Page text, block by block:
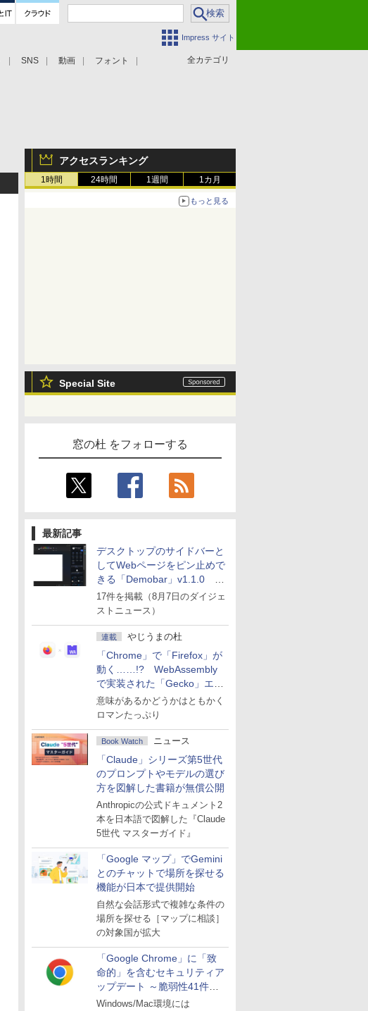
Impress サイト
全カテゴリ
SNS 動画 フォント
アクセスランキング
1時間 24時間 1週間 1カ月
もっと見る
Special Site
窓の杜 をフォローする
最新記事
デスクトップのサイドバーと
してWebページをピン止めで
きる「Demobar」v1.1.0 ほ
か
17件を掲載（8月7日のダイジェ
ストニュース）
連載 やじうまの杜
「Chrome」で「Firefox」が
動く……!? WebAssembly
で実装された「Gecko」エン
ジン
意味があるかどうかはともかく
ロマンたっぷり
Book Watch ニュース
「Claude」シリーズ第5世代
のプロンプトやモデルの選び
方を図解した書籍が無償公開
Anthropicの公式ドキュメント2
本を日本語で図解した『Claude
5世代 マスターガイド』
「Google マップ」でGemini
とのチャットで場所を探せる
機能が日本で提供開始
自然な会話形式で複雑な条件の
場所を探せる［マップに相談］
の対象国が拡大
「Google Chrome」に「致
命的」を含むセキュリティア
ップデート ～脆弱性41件に
対処
Windows/Mac環境には